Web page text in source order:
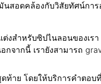
นสอดคล้องกับวิสัยทัศน์กา
งสําหรับซิปไนลอนของเ
กนี้ เรายังสามารถ
ท้าย โดยให้บริการคําตอ